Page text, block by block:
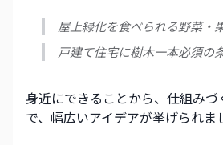
屋上緑化を食べられる野菜・
戸建て住宅に樹木一本必須の
身近にできることから、仕組み
で、幅広いアイデアが挙げられま